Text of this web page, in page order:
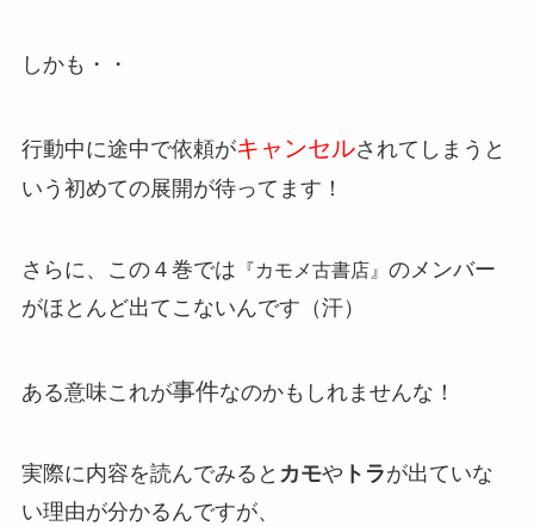
しかも・・
行動中に途中で依頼がキャンセルされてしまうと
いう初めての展開が待ってます！
さらに、この４巻では 『カモメ古書店』 のメンバー
がほとんど出てこないんです（汗）
ある意味これが事件なのかもしれませんな！
実際に内容を読んでみると カモや トラが出ていな
い理由が分かるんですが、